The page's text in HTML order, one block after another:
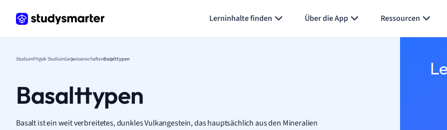
Lerninhalte finden Über die App Ressourcen
StudiumPhysik StudiumGeowissenschaftenBasalttypen
Basalttypen
Basalt ist ein weit verbreitetes, dunkles Vulkangestein, das hauptsächlich aus den Mineralien